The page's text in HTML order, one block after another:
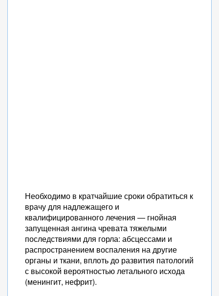
Необходимо в кратчайшие сроки обратиться к
врачу для надлежащего и
квалифицированного лечения — гнойная
запущенная ангина чревата тяжелыми
последствиями для горла: абсцессами и
распространением воспаления на другие
органы и ткани, вплоть до развития патологий
с высокой вероятностью летального исхода
(менингит, нефрит).